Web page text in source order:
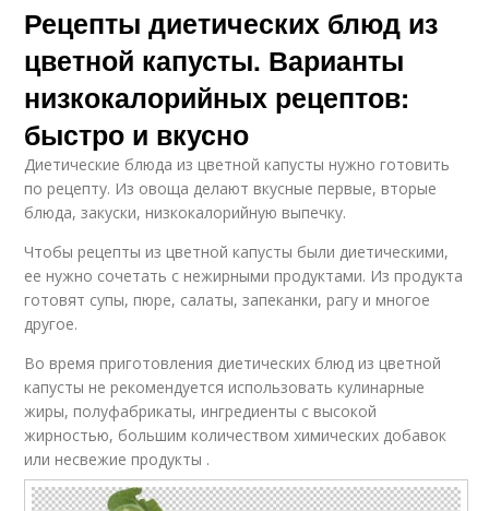
Рецепты диетических блюд из
цветной капусты. Варианты
низкокалорийных рецептов:
быстро и вкусно
Диетические блюда из цветной капусты нужно готовить
по рецепту. Из овоща делают вкусные первые, вторые
блюда, закуски, низкокалорийную выпечку.
Чтобы рецепты из цветной капусты были диетическими,
ее нужно сочетать с нежирными продуктами. Из продукта
готовят супы, пюре, салаты, запеканки, рагу и многое
другое.
Во время приготовления диетических блюд из цветной
капусты не рекомендуется использовать кулинарные
жиры, полуфабрикаты, ингредиенты с высокой
жирностью, большим количеством химических добавок
или несвежие продукты .